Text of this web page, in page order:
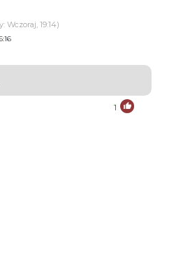
Wczoraj, 19:14)
1